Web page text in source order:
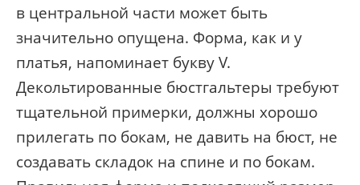
в центральной части может быть
значительно опущена. Форма, как и у
платья, напоминает букву V.
Декольтированные бюстгальтеры требуют
тщательной примерки, должны хорошо
прилегать по бокам, не давить на бюст, не
создавать складок на спине и по бокам.